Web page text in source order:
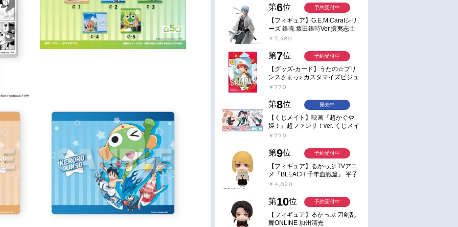
第6位
【フィギュア】G.E.M.Caratシリ
ーズ 銀魂 坂田銀時Ver.攘夷志士
完成品フィギュア
￥7,480
予約受付中
第7位
【グッズ-カード】うたの☆プリ
ンスさまっ♪ カスタマイズビジュ
アルカードコレクション Best
￥770
予約受付中
第8位
【くじメイト】映画『超かぐや
姫！』超ファンサ！ver. くじメイ
ト
￥770
発売中
第9位
【フィギュア】るかっぷ TVアニ
メ『BLEACH 千年血戦篇』 平子
真子
￥4,020
予約受付中
第10位
【フィギュア】るかっぷ 刀剣乱
舞ONLINE 加州清光
予約受付中